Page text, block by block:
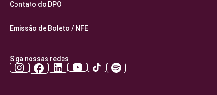
Contato do DPO
Emissão de Boleto / NFE
Siga nossas redes